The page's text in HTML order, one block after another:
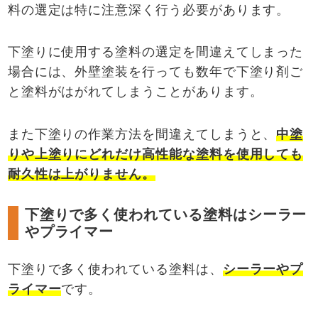
料の選定は特に注意深く行う必要があります。
下塗りに使用する塗料の選定を間違えてしまった
場合には、外壁塗装を行っても数年で下塗り剤ご
と塗料がはがれてしまうことがあります。
また下塗りの作業方法を間違えてしまうと、中塗
りや上塗りにどれだけ高性能な塗料を使用しても
耐久性は上がりません。
下塗りで多く使われている塗料はシーラー
やプライマー
下塗りで多く使われている塗料は、 シーラーやプ
ライマーです。